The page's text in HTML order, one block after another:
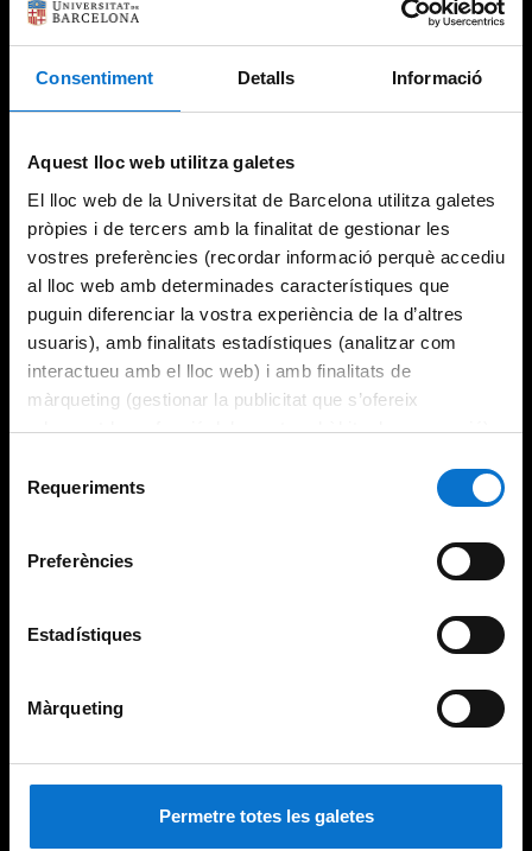
Consentiment Detalls Informació
Aquest lloc web utilitza galetes
El lloc web de la Universitat de Barcelona utilitza galetes
pròpies i de tercers amb la finalitat de gestionar les
vostres preferències (recordar informació perquè accediu
al lloc web amb determinades característiques que
puguin diferenciar la vostra experiència de la d’altres
usuaris), amb finalitats estadístiques (analitzar com
interactueu amb el lloc web) i amb finalitats de
màrqueting (gestionar la publicitat que s’ofereix
adequant-la en funció dels vostres hàbits de navegació).
consultar laPolítica de galetes del lloc web de la
Requeriments
Preferències
Estadístiques
Màrqueting
Permetre totes les galetes